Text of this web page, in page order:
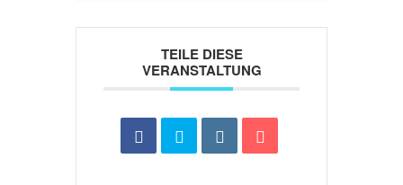
TEILE DIESE
VERANSTALTUNG